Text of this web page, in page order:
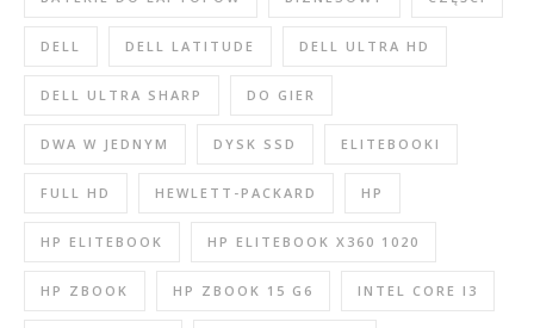
DELL DELL LATITUDE DELL ULTRA HD
DELL ULTRA SHARP DO GIER
DWA W JEDNYM DYSK SSD ELITEBOOKI
FULL HD HEWLETT-PACKARD HP
HP ELITEBOOK HP ELITEBOOK X360 1020
HP ZBOOK HP ZBOOK 15 G6 INTEL CORE I3